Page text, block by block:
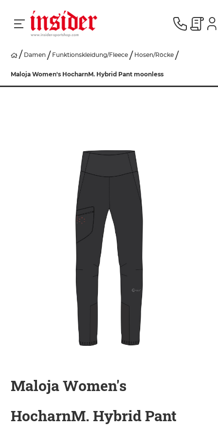
Damen Funktionskleidung/Fleece Hosen/Röcke
Maloja Women's HocharnM. Hybrid Pant moonless
Maloja Women's
HocharnM. Hybrid Pant